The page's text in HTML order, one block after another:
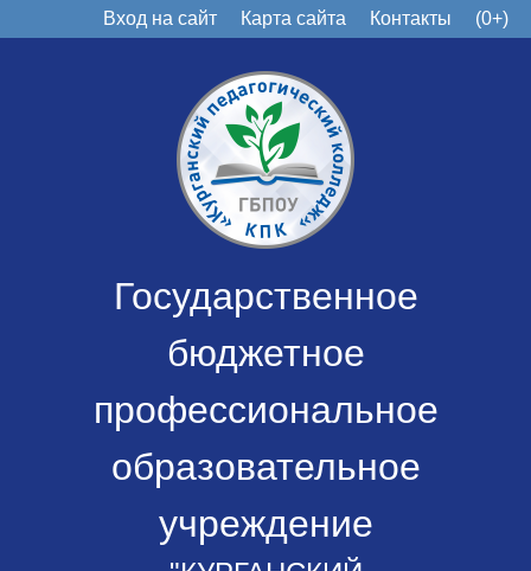
Вход на сайт Карта сайта Контакты (0+)
Государственное
бюджетное
профессиональное
образовательное
учреждение